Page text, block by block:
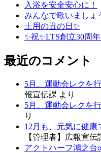
入浴を安全安心に！
みんなで歌いましょ
土用の丑の日✨
✨祝✨LTS創立30周
最近のコメント
5月、運動会レク
報宣伝課 より
5月、運動会レク
り
12月も、元気に健
【管理者】広報宣伝
アクトハーフ鴻之台